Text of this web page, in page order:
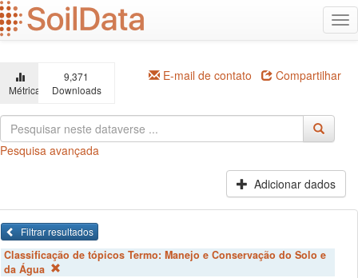
Ir
para
o
principal
Métricas
9,371
Downloads
E-mail de contato Compartilhar
Pesquisa avançada
Adicionar dados
Filtrar resultados
Classificação de tópicos Termo: Manejo e Conservação do Solo e
da Água